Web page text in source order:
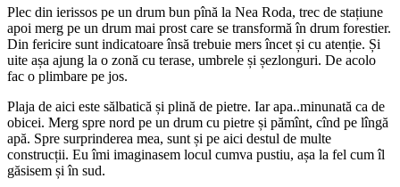
Plec din ierissos pe un drum bun pînă la Nea Roda, trec de stațiune
apoi merg pe un drum mai prost care se transformă în drum forestier.
Din fericire sunt indicatoare însă trebuie mers încet și cu atenție. Și
uite așa ajung la o zonă cu terase, umbrele și șezlonguri. De acolo
fac o plimbare pe jos.
Plaja de aici este sălbatică și plină de pietre. Iar apa..minunată ca de
obicei. Merg spre nord pe un drum cu pietre și pămînt, cînd pe lîngă
apă. Spre surprinderea mea, sunt și pe aici destul de multe
construcții. Eu îmi imaginasem locul cumva pustiu, așa la fel cum îl
găsisem și în sud.